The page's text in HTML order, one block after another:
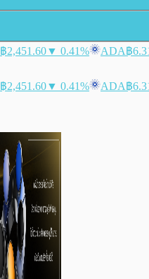
฿2,451.60▼ 0.41% ADA฿
฿2,451.60▼ 0.41% ADA฿